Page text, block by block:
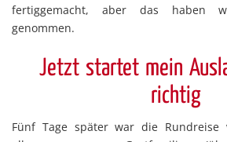
fertiggemacht, aber das haben
genommen.
Jetzt startet mein
richtig
Fünf Tage später war die